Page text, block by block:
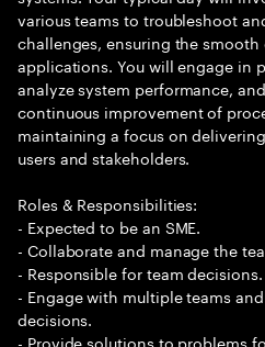
various teams to troubleshoot
challenges, ensuring the
applications. You will engage in
analyze system performance,
continuous improvement of
maintaining a focus on
users and stakeholders.
Roles & Responsibilities:
- Expected to be an SME.
- Collaborate and manage the
- Responsible for team decisions.
- Engage with multiple teams
decisions.
- Provide solutions to problems